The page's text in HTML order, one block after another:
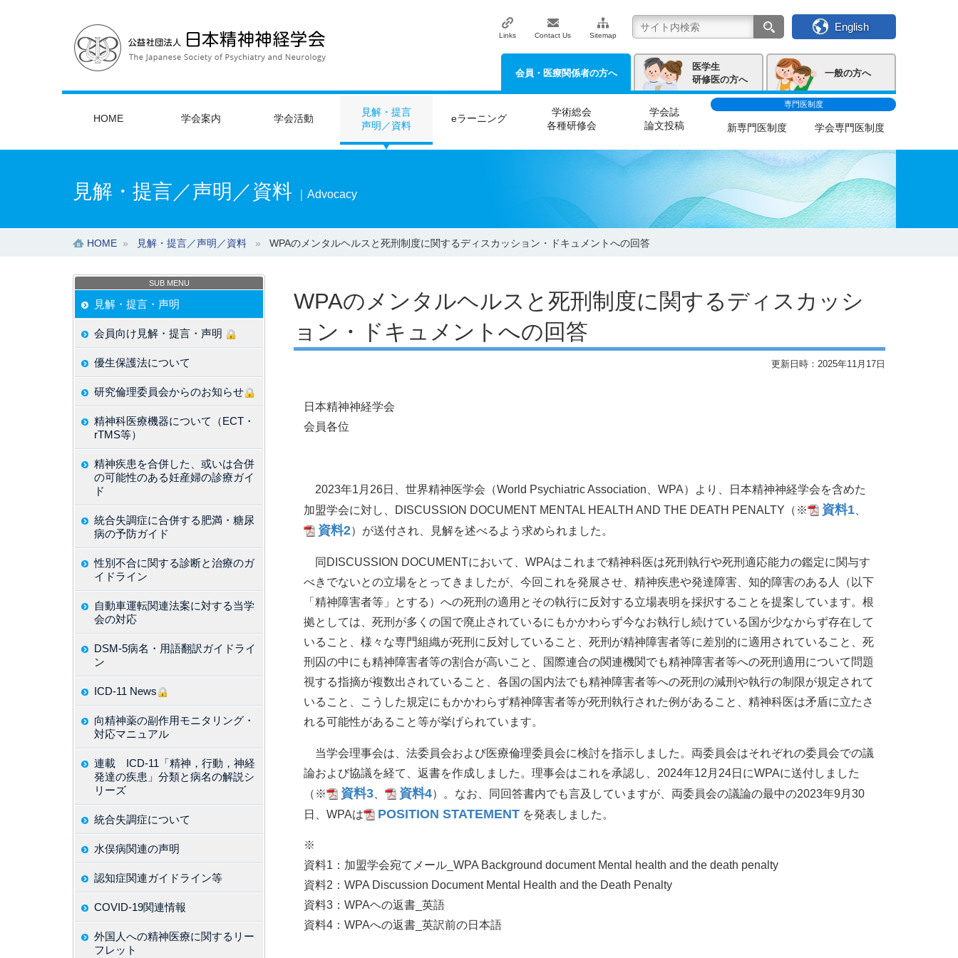
English
Links Contact Us Sitemap
会員・医療関係者の方へ
医学生
研修医の方へ
一般の方へ
HOME 学会案内 学会活動
見解・提言
声明／資料
eラーニング
学術総会
各種研修会
学会誌
論文投稿
専門医制度
新専門医制度 学会専門医制度
見解・提言／声明／資料 ｜Advocacy
SUB MENU
見解・提言・声明
会員向け見解・提言・声明
優生保護法について
研究倫理委員会からのお知らせ
精神科医療機器について（ECT・
rTMS等）
精神疾患を合併した、或いは合併
の可能性のある妊産婦の診療ガイ
ド
統合失調症に合併する肥満・糖尿
病の予防ガイド
性別不合に関する診断と治療のガ
イドライン
自動車運転関連法案に対する当学
会の対応
DSM-5病名・用語翻訳ガイドライ
ン
ICD-11 News
向精神薬の副作用モニタリング・
対応マニュアル
連載 ICD-11「精神，行動，神経
発達の疾患」分類と病名の解説シ
リーズ
統合失調症について
水俣病関連の声明
認知症関連ガイドライン等
COVID-19関連情報
外国人への精神医療に関するリー
フレット
HOME » 見解・提言／声明／資料 » WPAのメンタルヘルスと死刑制度に関するディスカッション・ドキュメントへの回答
WPAのメンタルヘルスと死刑制度に関するディスカッシ
ョン・ドキュメントへの回答
更新日時：2025年11月17日
日本精神神経学会
会員各位
2023年1月26日、世界精神医学会（World Psychiatric Association、WPA）より、日本精神神経学会を含めた
加盟学会に対し、DISCUSSION DOCUMENT MENTAL HEALTH AND THE DEATH PENALTY（※
資料1
資料2）が送付され、見解を述べるよう求められました。
同DISCUSSION DOCUMENTにおいて、WPAはこれまで精神科医は死刑執行や死刑適応能力の鑑定に関与す
べきでないとの立場をとってきましたが、今回これを発展させ、精神疾患や発達障害、知的障害のある人（以下
「精神障害者等」とする）への死刑の適用とその執行に反対する立場表明を採択することを提案しています。根
拠としては、死刑が多くの国で廃止されているにもかかわらず今なお執行し続けている国が少なからず存在して
いること、様々な専門組織が死刑に反対していること、死刑が精神障害者等に差別的に適用されていること、死
刑囚の中にも精神障害者等の割合が高いこと、国際連合の関連機関でも精神障害者等への死刑適用について問題
視する指摘が複数出されていること、各国の国内法でも精神障害者等への死刑の減刑や執行の制限が規定されて
いること、こうした規定にもかかわらず精神障害者等が死刑執行された例があること、精神科医は矛盾に立たさ
れる可能性があること等が挙げられています。
当学会理事会は、法委員会および医療倫理委員会に検討を指示しました。両委員会はそれぞれの委員会での議
論および協議を経て、返書を作成しました。理事会はこれを承認し、2024年12月24日にWPAに送付しました
（※
資料3 資料4）。なお、同回答書内でも言及していますが、両委員会の議論の最中の2023年9月30
日、WPAは
POSITION STATEMENT を発表しました。
※
資料1：加盟学会宛てメール_WPA Background document Mental health and the death penalty
資料2：WPA Discussion Document Mental Health and the Death Penalty
資料3：WPAヘの返書_英語
資料4：WPAへの返書_英訳前の日本語